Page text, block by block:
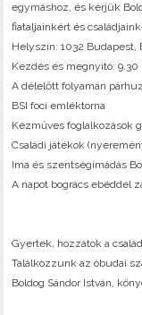
egymáshoz, és kérjük
fiataljainkért és
Helyszín: 1032 Budapest,
Kezdés és megnyitó: 9.30
A délelőtt folyamán
BSI foci emléktorna
Kézműves foglalkozások
Családi játékok
Ima és szentségimádás
A napot bogrács ebéddel
Gyertek, hozzátok a
Találkozzunk az óbudai
Boldog Sándor István,